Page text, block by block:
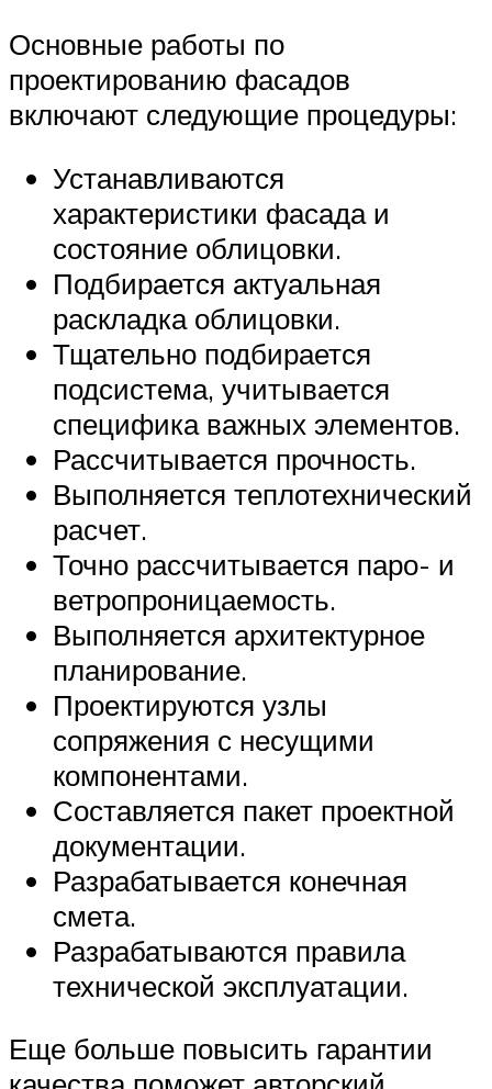
Основные работы по
проектированию фасадов
включают следующие процедуры:
Устанавливаются
характеристики фасада и
состояние облицовки.
Подбирается актуальная
раскладка облицовки.
Тщательно подбирается
подсистема, учитывается
специфика важных элементов.
Рассчитывается прочность.
Выполняется теплотехнический
расчет.
Точно рассчитывается паро- и
ветропроницаемость.
Выполняется архитектурное
планирование.
Проектируются узлы
сопряжения с несущими
компонентами.
Составляется пакет проектной
документации.
Разрабатывается конечная
смета.
Разрабатываются правила
технической эксплуатации.
Еще больше повысить гарантии